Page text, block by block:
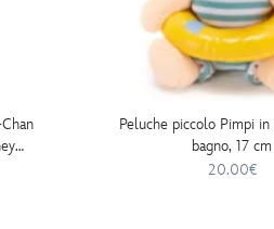
Peluche piccolo Pimpi in
bagno, 17 cm
20.00€